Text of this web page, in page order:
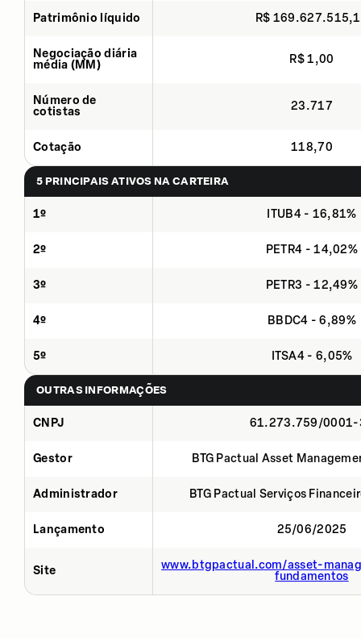
Patrimônio líquido R$
Negociação diária
média (MM)
R$ 1,00
Número de
cotistas
23.717
Cotação 118,70
5 PRINCIPAIS ATIVOS NA CARTEIRA
1º ITUB4 - 16,81%
2º PETR4 - 14,02%
3º PETR3 - 12,49%
4º BBDC4 - 6,89%
5º ITSA4 - 6,05%
OUTRAS INFORMAÇÕES
CNPJ 61.273.759/0001-
Gestor BTG Pactual Asset
Administrador BTG Pactual Serviços
Lançamento 25/06/2025
Site
www.btgpactual.com/asset-
fundamentos